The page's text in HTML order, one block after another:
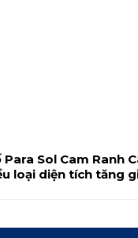
Para Sol Cam Ranh
loại diện tích tăng